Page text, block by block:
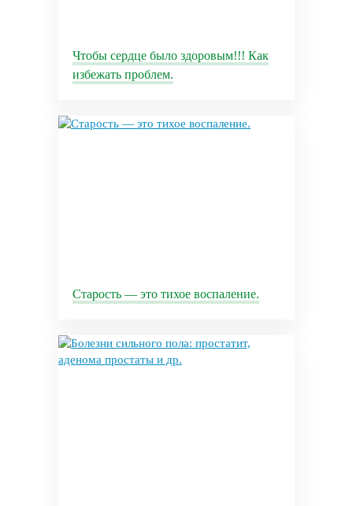
Чтобы сердце было здоровым!!! Как
избежать проблем.
Старость — это тихое воспаление.